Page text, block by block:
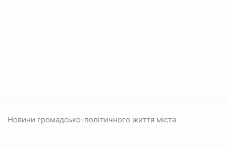
Новини громадсько-політичного життя міста